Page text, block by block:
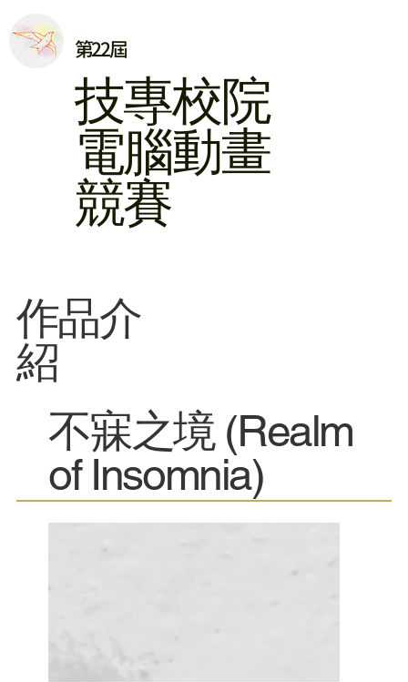
第22屆
​技專校院
電腦動畫
競賽
​作品介
紹
不寐之境 (Realm
of Insomnia)